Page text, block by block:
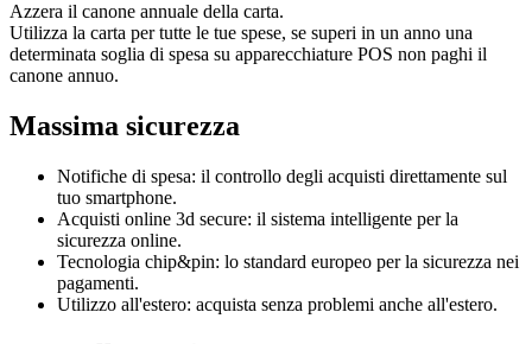
Azzera il canone annuale della carta.
Utilizza la carta per tutte le tue spese, se superi in un anno una
determinata soglia di spesa su apparecchiature POS non paghi il
canone annuo.
Massima sicurezza
Notifiche di spesa: il controllo degli acquisti direttamente sul
tuo smartphone.
Acquisti online 3d secure: il sistema intelligente per la
sicurezza online.
Tecnologia chip&pin: lo standard europeo per la sicurezza nei
pagamenti.
Utilizzo all'estero: acquista senza problemi anche all'estero.